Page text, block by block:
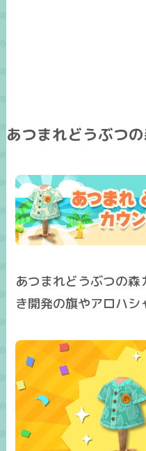
あつまれどうぶつ
あつまれどうぶつの
き開発の旗やアロハシ